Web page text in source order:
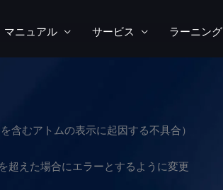
マニュアル サービス ラーニング
含むアトムの表示に起因する不具合）
超えた場合にエラーとするように変更